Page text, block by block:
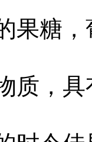
果糖
质，